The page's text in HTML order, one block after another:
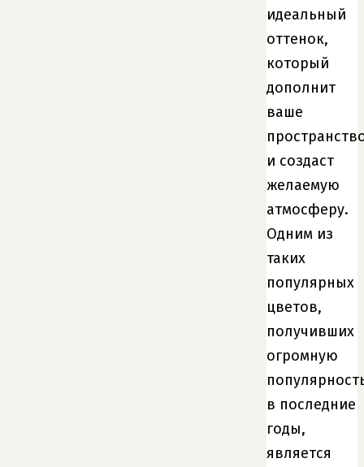
идеальный
оттенок,
который
дополнит
ваше
и создаст
желаемую
атмосферу.
Одним из
таких
популярных
цветов,
получивших
огромную
в последние
годы,
является